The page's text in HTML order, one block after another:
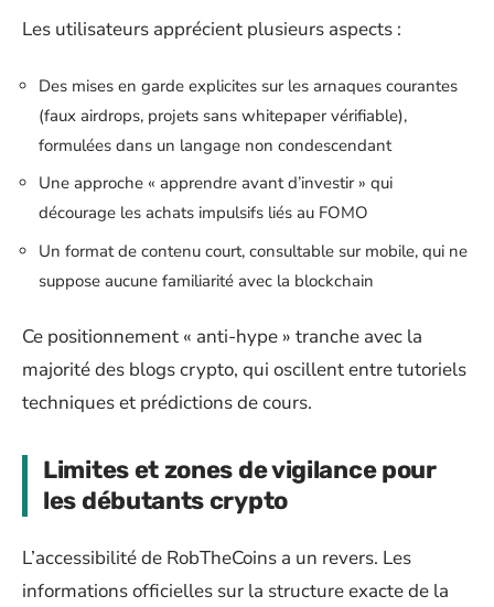
Les utilisateurs apprécient plusieurs aspects :
Des mises en garde explicites sur les arnaques courantes
(faux airdrops, projets sans whitepaper vérifiable),
formulées dans un langage non condescendant
Une approche « apprendre avant d’investir » qui
décourage les achats impulsifs liés au FOMO
Un format de contenu court, consultable sur mobile, qui ne
suppose aucune familiarité avec la blockchain
Ce positionnement « anti-hype » tranche avec la
majorité des blogs crypto, qui oscillent entre tutoriels
techniques et prédictions de cours.
Limites et zones de vigilance pour
les débutants crypto
L’accessibilité de RobTheCoins a un revers. Les
informations officielles sur la structure exacte de la